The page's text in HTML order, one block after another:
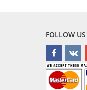
FOLLOW US